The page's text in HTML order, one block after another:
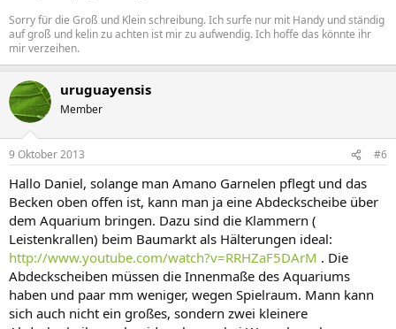
Sorry für die Groß und Klein schreibung. Ich surfe nur mit Handy und ständig
auf groß und kelin zu achten ist mir zu aufwendig. Ich hoffe das könnte ihr
mir verzeihen.
uruguayensis
Member
9 Oktober 2013 #6
Hallo Daniel, solange man Amano Garnelen pflegt und das
Becken oben offen ist, kann man ja eine Abdeckscheibe über
dem Aquarium bringen. Dazu sind die Klammern (
Leistenkrallen) beim Baumarkt als Hälterungen ideal:
http://www.youtube.com/watch?v=RRHZaF5DArM . Die
Abdeckscheiben müssen die Innenmaße des Aquariums
haben und paar mm weniger, wegen Spielraum. Mann kann
sich auch nicht ein großes, sondern zwei kleinere